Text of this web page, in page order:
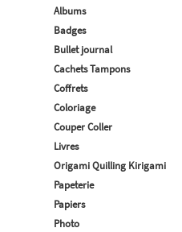
Albums
Badges
Bullet journal
Cachets Tampons
Coffrets
Coloriage
Couper Coller
Livres
Origami Quilling Kirigami
Papeterie
Papiers
Photo